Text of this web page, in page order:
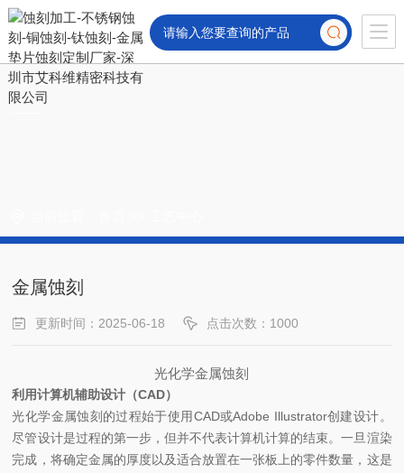
金属蚀刻
更新时间：2025-06-18 点击次数：1000
光化学金属蚀刻
利用计算机辅助设计（CAD）
光化学金属蚀刻的过程始于使用CAD或Adobe Illustrator创建设计。
尽管设计是过程的第一步，但并不代表计算机计算的结束。一旦渲染
完成，将确定金属的厚度以及适合放置在一张板上的零件数量，这是